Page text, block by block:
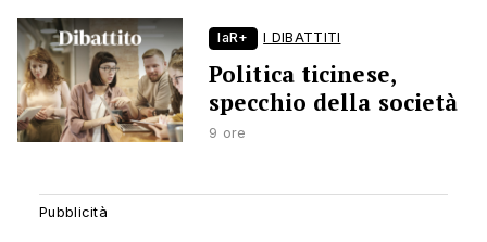
laR+ I DIBATTITI
Politica ticinese,
specchio della società
9 ore